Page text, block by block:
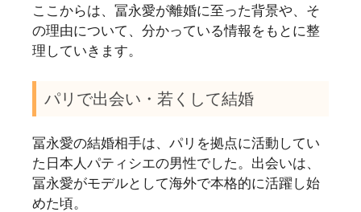
ここからは、冨永愛が離婚に至った背景や、そ
の理由について、分かっている情報をもとに整
理していきます。
パリで出会い・若くして結婚
冨永愛の結婚相手は、パリを拠点に活動してい
た日本人パティシエの男性でした。出会いは、
冨永愛がモデルとして海外で本格的に活躍し始
めた頃。